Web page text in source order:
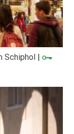
Schiphol |